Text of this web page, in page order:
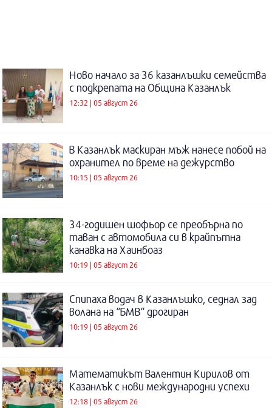
Ново начало за 36 казанлъшки семейства
с подкрепата на Община Казанлък
12:32 | 05 август 26
В Казанлък маскиран мъж нанесе побой на
охранител по време на дежурство
10:15 | 05 август 26
34-годишен шофьор се преобърна по
таван с автомобила си в крайпътна
канавка на Хаинбоаз
10:19 | 05 август 26
Спипаха водач в Казанлъшко, седнал зад
волана на “БМВ“ дрогиран
10:19 | 05 август 26
Математикът Валентин Кирилов от
Казанлък с нови международни успехи
12:18 | 05 август 26